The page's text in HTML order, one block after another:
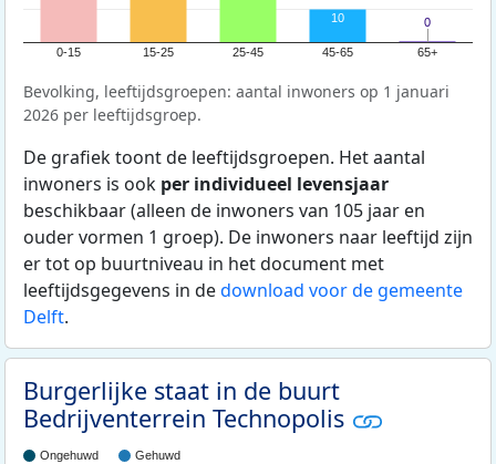
0-15 15-25 25-45 45-65 65+
10 0
0
Bevolking, leeftijdsgroepen: aantal inwoners op 1 januari
2026 per leeftijdsgroep.
De grafiek toont de leeftijdsgroepen. Het aantal
inwoners is ook per individueel levensjaar
beschikbaar (alleen de inwoners van 105 jaar en
ouder vormen 1 groep). De inwoners naar leeftijd zijn
er tot op buurtniveau in het document met
leeftijdsgegevens in dedownload voor de gemeente
Delft.
Burgerlijke staat in de buurt
Bedrijventerrein Technopolis
Ongehuwd Gehuwd